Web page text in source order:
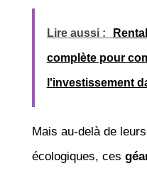
Lire aussi :
complète pour
l'investissement
Mais au-delà de
écologiques, ces